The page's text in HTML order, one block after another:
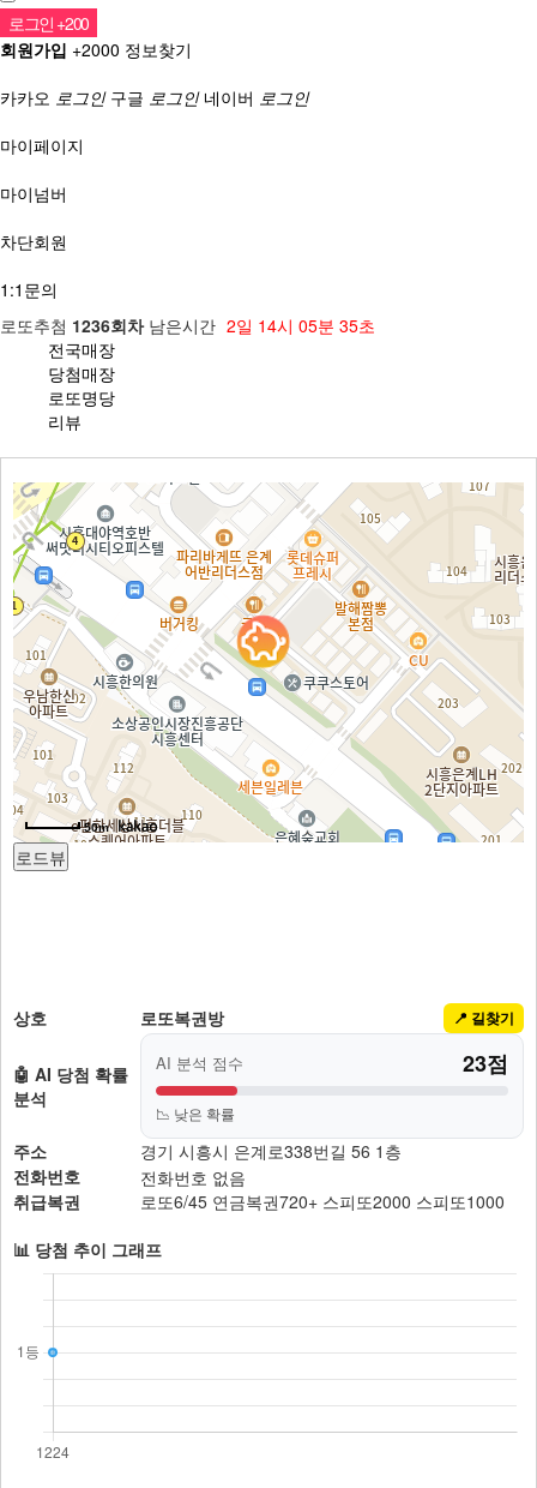
회원가입 +2000 정보찾기
카카오 로그인 구글 로그인 네이버 로그인
마이페이지
마이넘버
차단회원
1:1문의
로또추첨 1236회차남은시간 2일 14시 05분 34초
전국매장
당첨매장
로또명당
리뷰
50m
상호 로또복권방 📍 길찾기
🤖 AI 당첨 확률
분석
AI 분석 점수 23점
📉 낮은 확률
주소
경기 시흥시 은계로338번길 56 1층
전화번호
전화번호 없음
취급복권
로또6/45 연금복권720+ 스피또2000 스피또1000
📊 당첨 추이 그래프